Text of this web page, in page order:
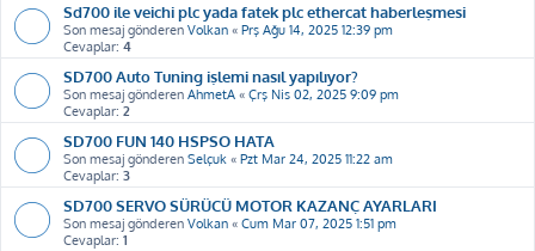
Sd700 ile veichi plc yada fatek plc ethercat haberleşmesi
Son mesaj gönderen Volkan « Prş Ağu 14, 2025 12:39 pm
Cevaplar: 4
SD700 Auto Tuning işlemi nasıl yapılıyor?
Son mesaj gönderen AhmetA « Çrş Nis 02, 2025 9:09 pm
Cevaplar: 2
SD700 FUN 140 HSPSO HATA
Son mesaj gönderen Selçuk « Pzt Mar 24, 2025 11:22 am
Cevaplar: 3
SD700 SERVO SÜRÜCÜ MOTOR KAZANÇ AYARLARI
Son mesaj gönderen Volkan « Cum Mar 07, 2025 1:51 pm
Cevaplar: 1